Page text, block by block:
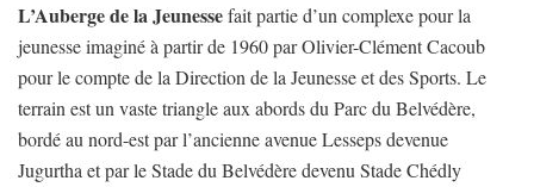
L’Auberge de la Jeunessefait partie d’un complexe pour la
jeunesse imaginé à partir de 1960 par Olivier-Clément Cacoub
pour le compte de la Direction de la Jeunesse et des Sports. Le
terrain est un vaste triangle aux abords du Parc du Belvédère,
bordé au nord-est par l’ancienne avenue Lesseps devenue
Jugurtha et par le Stade du Belvédère devenu Stade Chédly